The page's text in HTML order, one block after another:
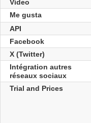
Vídeo
Me gusta
API
Facebook
X (Twitter)
Intégration autres
réseaux sociaux
Trial and Prices